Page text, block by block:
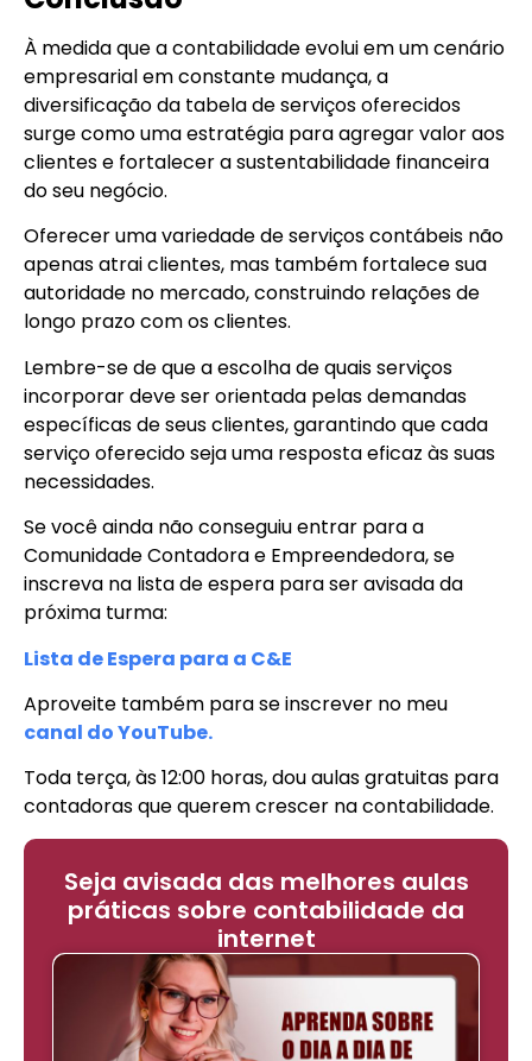
À medida que a contabilidade evolui em um cenário
empresarial em constante mudança, a
diversificação da tabela de serviços oferecidos
surge como uma estratégia para agregar valor aos
clientes e fortalecer a sustentabilidade financeira
do seu negócio.
Oferecer uma variedade de serviços contábeis não
apenas atrai clientes, mas também fortalece sua
autoridade no mercado, construindo relações de
longo prazo com os clientes.
Lembre-se de que a escolha de quais serviços
incorporar deve ser orientada pelas demandas
específicas de seus clientes, garantindo que cada
serviço oferecido seja uma resposta eficaz às suas
necessidades.
Se você ainda não conseguiu entrar para a
Comunidade Contadora e Empreendedora, se
inscreva na lista de espera para ser avisada da
próxima turma:
Lista de Espera para a C&E
Aproveite também para se inscrever no meu
canal do YouTube.
Toda terça, às 12:00 horas, dou aulas gratuitas para
contadoras que querem crescer na contabilidade.
Seja avisada das melhores aulas
práticas sobre contabilidade da
internet